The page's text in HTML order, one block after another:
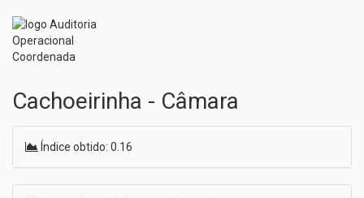
Cachoeirinha - Câmara
Índice obtido: 0.16